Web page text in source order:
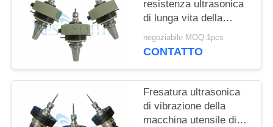
resistenza ultrasonica
di lunga vita della
macchina utensile della
lega di alluminio
negoziabile MOQ:1pcs
CONTATTO
Fresatura ultrasonica
di vibrazione della
macchina utensile di